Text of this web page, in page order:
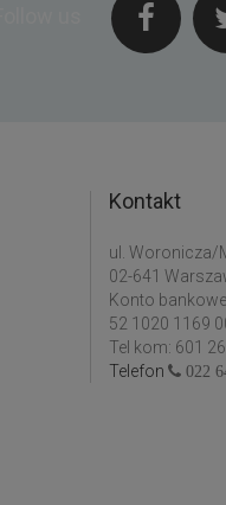
Kontakt
ul. Woronicza/
02-641
Konto
52 1020 1169
Tel kom: 601
Telefon
022